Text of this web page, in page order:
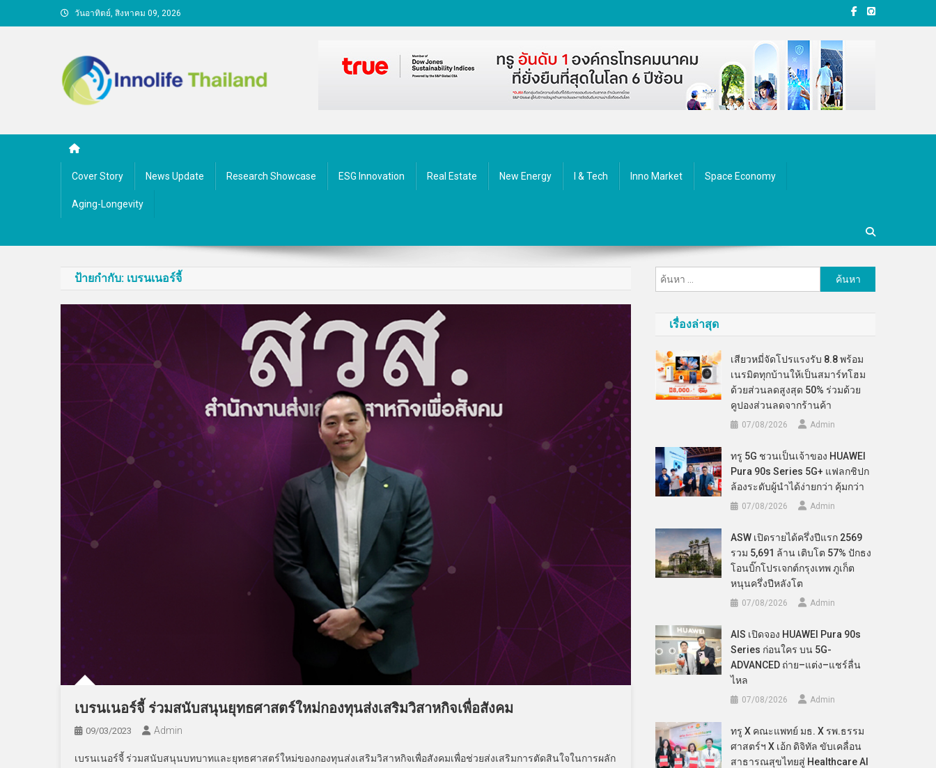
to
วันอาทิตย์, สิงหาคม 09, 2026
Cover Story News Update Research Showcase ESG Innovation Real Estate New Energy I & Tech Inno Market Space Economy
Aging-Longevity
ป้ายกำกับ: เบรนเนอร์จี้
เบรนเนอร์จี้ ร่วมสนับสนุนยุทธศาสตร์ใหม่กองทุนส่งเสริมวิสาหกิจเพื่อสังคม
09/03/2023 Admin
เบรนเนอร์จี้ ร่วมสนับสนุนบทบาทและยุทธศาสตร์ใหม่ของกองทุนส่งเสริมวิสาหกิจเพื่อสังคมเพื่อช่วยส่งเสริมการตัดสินใจในการผลัก
ค้นหา
สำหรับ:
เรื่องล่าสุด
เสียวหมี่จัดโปรแรงรับ 8.8 พร้อม
เนรมิตทุกบ้านให้เป็นสมาร์ทโฮม
ด้วยส่วนลดสูงสุด 50% ร่วมด้วย
คูปองส่วนลดจากร้านค้า
07/08/2026 Admin
ทรู 5G ชวนเป็นเจ้าของ HUAWEI
Pura 90s Series 5G+ แฟลกชิปก
ล้องระดับผู้นำได้ง่ายกว่า คุ้มกว่า
07/08/2026 Admin
ASW เปิดรายได้ครึ่งปีแรก 2569
รวม 5,691 ล้าน เติบโต 57% ปักธง
โอนบิ๊กโปรเจกต์กรุงเทพ ภูเก็ต
หนุนครึ่งปีหลังโต
07/08/2026 Admin
AIS เปิดจอง HUAWEI Pura 90s
Series ก่อนใคร บน 5G-
ADVANCED ถ่าย–แต่ง–แชร์ลื่น
ไหล
07/08/2026 Admin
ทรู X คณะแพทย์ มธ. X รพ.ธรรม
ศาสตร์ฯ X เอ้ก ดิจิทัล ขับเคลื่อน
สาธารณสุขไทยสู่ Healthcare AI